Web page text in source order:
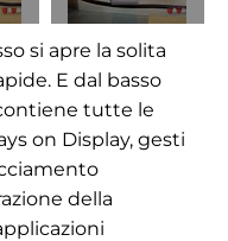
si apre la solita
E dal basso
tutte le
on Display, gesti
della